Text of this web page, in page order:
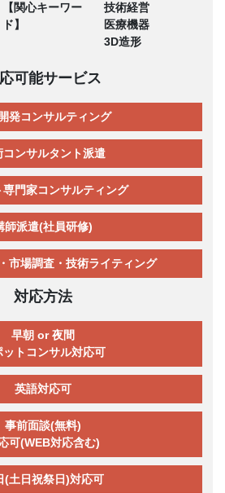
【関心キーワー
ド】
技術経営
医療機器
3D造形
可能サービス
発コンサルティング
コンサルタント派遣
専門家コンサルティング
師派遣(社員研修)
市場調査・技術ライティング
対応方法
早朝 or 夜間
ットコンサル対応可
英語対応可
事前面談(無料)
可(WEB対応含む)
(土日祝祭日)対応可